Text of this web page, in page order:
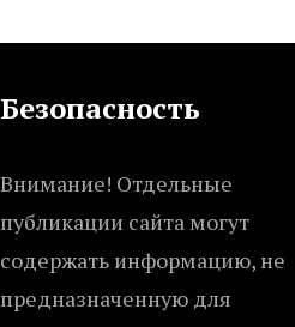
Безопасность
Внимание! Отдельные
публикации сайта могут
содержать информацию, не
предназначенную для